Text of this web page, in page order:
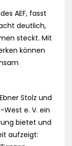
AEF, fasst
deutlich,
steckt. Mit
können
Stolz und
e. V. ein
bietet und
aufzeigt: